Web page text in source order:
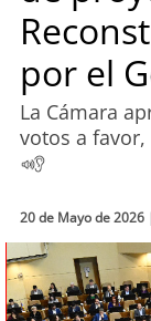
Podcast
Actualidad
Deportes
Tecnología
por el
La Cámara
votos a
20 de Mayo de 2026